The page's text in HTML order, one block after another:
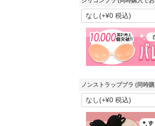
ノンストラップブラ (同時